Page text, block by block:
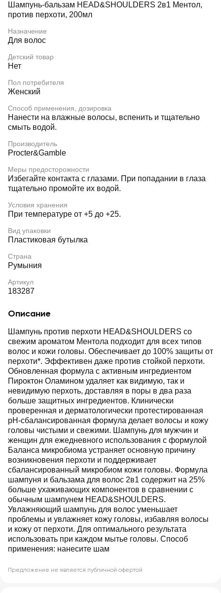
Шампунь-бальзам HEAD&SHOULDERS 2в1 Ментол,
против перхоти, 200мл
Назначение
Для волос
Детский товар
Нет
Пол потребителя
Женский
Способ применения, дозировка
Нанести на влажные волосы, вспенить и тщательно
смыть водой.
Производитель
Procter&Gamble
Меры предосторожности
Избегайте контакта с глазами. При попадании в глаза
тщательно промойте их водой.
Условия хранения
При температуре от +5 до +25.
Вид упаковки
Пластиковая бутылка
Страна
Румыния
Артикул
183287
Описание
Шампунь против перхоти HEAD&SHOULDERS со
свежим ароматом Ментола подходит для всех типов
волос и кожи головы. Обеспечивает до 100% защиты от
перхоти*. Эффективен даже против стойкой перхоти.
Обновленная формула с активным ингредиентом
Пироктон Оламином удаляет как видимую, так и
невидимую перхоть, доставляя в поры в два раза
больше защитных ингредиентов. Клинически
проверенная и дерматологически протестированная
pH-сбалансированная формула делает волосы и кожу
головы чистыми и свежими. Шампунь для мужчин и
женщин для ежедневного использования с формулой
Баланса микробиома устраняет основную причину
возникновения перхоти и поддерживает
сбалансированный микробиом кожи головы. Формула
шампуня и бальзама для волос 2в1 содержит на 25%
больше ухаживающих компонентов в сравнении с
обычным шампунем HEAD&SHOULDERS.
Увлажняющий шампунь для волос уменьшает
проблемы и увлажняет кожу головы, избавляя волосы
и кожу от перхоти. Для оптимального результата
использовать при каждом мытье головы. Способ
применения: нанесите шам
Предложение не является публичной офертой